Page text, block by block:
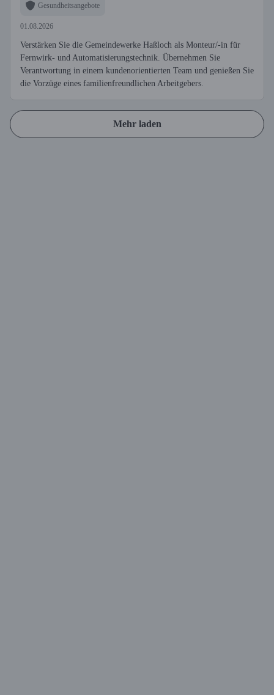
Gesundheitsangebote
01.08.2026
Verstärken Sie die Gemeindewerke Haßloch als Monteur/-in für
Fernwirk- und Automatisierungstechnik. Übernehmen Sie
Verantwortung in einem kundenorientierten Team und genießen Sie
die Vorzüge eines familienfreundlichen Arbeitgebers.
Mehr laden